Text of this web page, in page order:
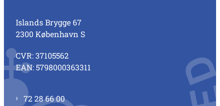
Islands Brygge 67
2300 København S
CVR: 37105562
EAN: 5798000363311
72 28 66 00